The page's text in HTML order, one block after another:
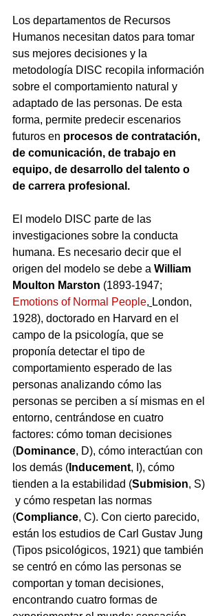
Los departamentos de Recursos
Humanos necesitan datos para tomar
sus mejores decisiones y la
metodología DISC recopila información
sobre el comportamiento natural y
adaptado de las personas. De esta
forma, permite predecir escenarios
futuros en procesos de contratación,
de comunicación, de trabajo en
equipo, de desarrollo del talento o
de carrera profesional.
El modelo DISC parte de las
investigaciones sobre la conducta
humana. Es necesario decir que el
origen del modelo se debe a William
Moulton Marston (1893-1947;
Emotions of Normal People, London,
1928), doctorado en Harvard en el
campo de la psicología, que se
proponía detectar el tipo de
comportamiento esperado de las
personas analizando cómo las
personas se perciben a sí mismas en el
entorno, centrándose en cuatro
factores: cómo toman decisiones
(Dominance, D), cómo interactúan con
los demás ( Inducement, I), cómo
tienden a la estabilidad (Submision, S)
y cómo respetan las normas
(Compliance, C). Con cierto parecido,
están los estudios de Carl Gustav Jung
(Tipos psicológicos, 1921) que también
se centró en cómo las personas se
comportan y toman decisiones,
encontrando cuatro formas de